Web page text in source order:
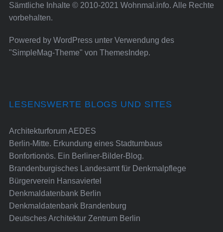
Sämtliche Inhalte © 2010-2021 Wohnmal.info. Alle Rechte
vorbehalten.
Powered by WordPressunter Verwendung des
"SimpleMag-Theme" von ThemesIndep.
LESENSWERTE BLOGS UND SITES
Architekturforum AEDES
Berlin-Mitte. Erkundung eines Stadtumbaus
Bonfortionös. Ein Berliner-Bilder-Blog.
Brandenburgisches Landesamt für Denkmalpflege
Bürgerverein Hansaviertel
Denkmaldatenbank Berlin
Denkmaldatenbank Brandenburg
Deutsches Architektur Zentrum Berlin